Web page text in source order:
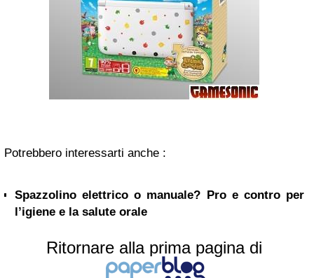
Potrebbero interessarti anche :
Spazzolino elettrico o manuale? Pro e contro per
l’igiene e la salute orale
Ritornare alla prima pagina di